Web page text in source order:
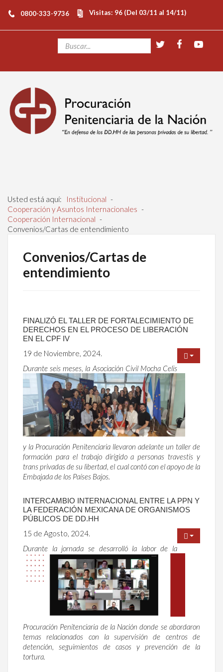
0800-333-9736 Visitas: 96 (Del 03/11 al 14/11)
Usted está aquí: Institucional -
Cooperación y Asuntos Internacionales -
Cooperación Internacional -
Convenios/Cartas de entendimiento
Convenios/Cartas de
entendimiento
FINALIZÓ EL TALLER DE FORTALECIMIENTO DE
DERECHOS EN EL PROCESO DE LIBERACIÓN
EN EL CPF IV
19 de Noviembre, 2024.
Durante seis meses, la Asociación Civil Mocha Celis
y la Procuración Penitenciaria llevaron adelante un taller de
formación para el trabajo dirigido a personas travestis y
trans privadas de su libertad, el cual contó con el apoyo de la
Embajada de los Países Bajos.
INTERCAMBIO INTERNACIONAL ENTRE LA PPN Y
LA FEDERACIÓN MEXICANA DE ORGANISMOS
PÚBLICOS DE DD.HH
15 de Agosto, 2024.
Durante la jornada se desarrolló la labor de la
Procuración Penitenciaria de la Nación donde se abordaron
temas relacionados con la supervisión de centros de
detención, seguimientos de casos y prevención de la
tortura.